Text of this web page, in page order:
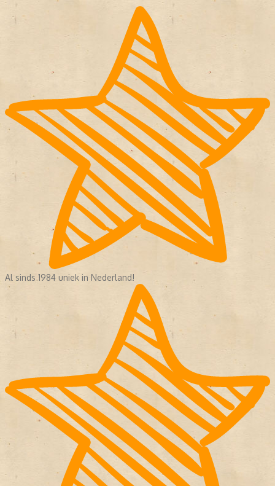
Al sinds 1984 uniek in Nederland!